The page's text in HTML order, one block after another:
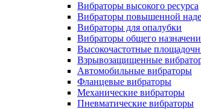
Вибраторы высокого ресурса
Вибраторы повышенной
Вибраторы для опалубки
Вибраторы общего
Высокочастотные
Взрывозащищенные
Автомобильные вибраторы
Фланцевые вибраторы
Механические вибраторы
Пневматические вибраторы